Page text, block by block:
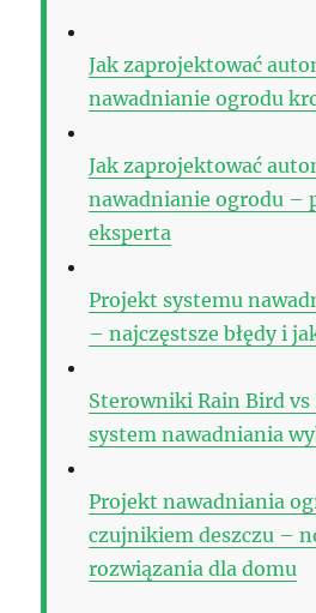
Jak zaprojektować
nawadnianie ogrodu
Jak zaprojektować
nawadnianie ogrodu –
eksperta
Projekt systemu
– najczęstsze błędy i
Sterowniki Rain Bird
system nawadniania
Projekt nawadniania
czujnikiem deszczu –
rozwiązania dla domu